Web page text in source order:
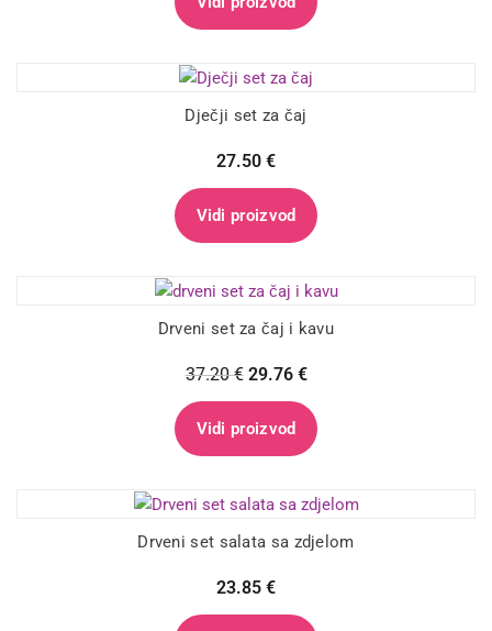
Dječji set za čaj
27.50 €
Vidi proizvod
Drveni set za čaj i kavu
37.20€ 29.76 €
Vidi proizvod
Drveni set salata sa zdjelom
23.85 €